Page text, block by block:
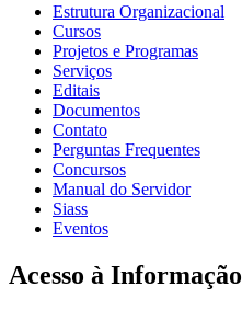
Estrutura Organizacional
Cursos
Projetos e Programas
Serviços
Editais
Documentos
Contato
Perguntas Frequentes
Concursos
Manual do Servidor
Siass
Eventos
Acesso à Informação